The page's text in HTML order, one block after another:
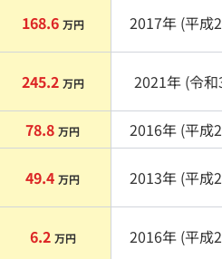
168.6 万円 2017年 (平成
245.2 万円 2021年 (令和
78.8 万円 2016年 (平成
49.4 万円 2013年 (平成
6.2 万円 2016年 (平成